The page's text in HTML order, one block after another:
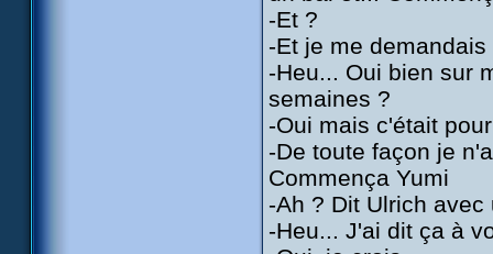
-Et ?
-Et je me
-Heu... Oui bien sur
semaines ?
-Oui mais c'était
-De toute façon je
Commença Yumi
-Ah ? Dit Ulrich avec
-Heu... J'ai dit ça à